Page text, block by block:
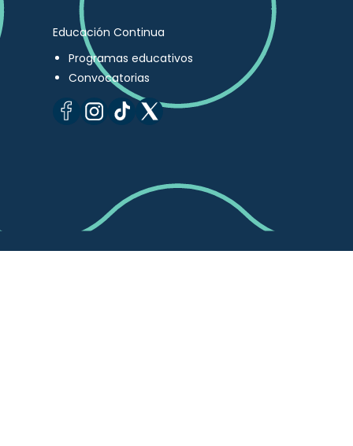
Educación Continua
Programas educativos
Convocatorias